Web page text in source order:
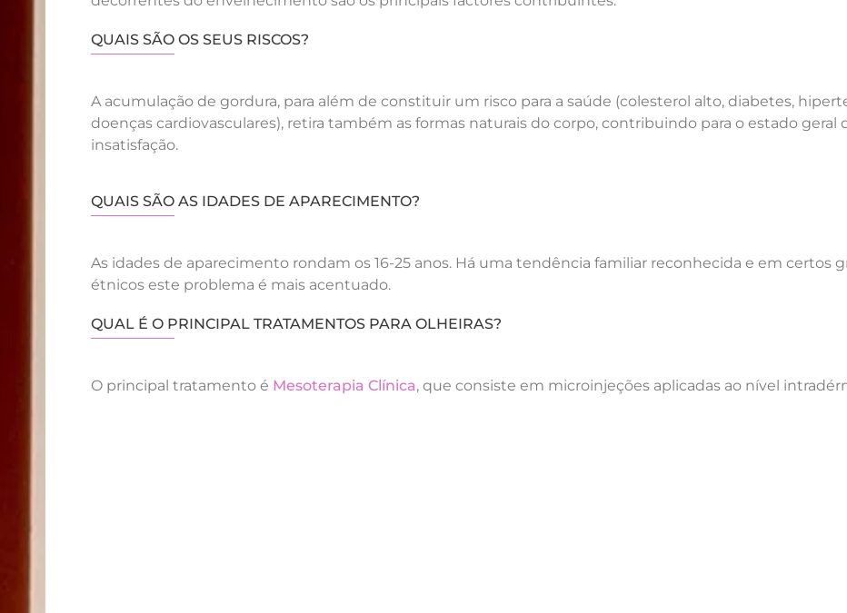
QUAIS SÃO OS SEUS RISCOS?
A acumulação de gordura, para além de constituir um risco para a saúde (colesterol alto, diabetes,
doenças cardiovasculares), retira também as formas naturais do corpo, contribuindo para o estado geral
insatisfação.
QUAIS SÃO AS IDADES DE APARECIMENTO?
As idades de aparecimento rondam os 16-25 anos. Há uma tendência familiar reconhecida e em certos
étnicos este problema é mais acentuado.
QUAL É O PRINCIPAL TRATAMENTOS PARA OLHEIRAS?
O principal tratamento é Mesoterapia Clínica, que consiste em microinjeções aplicadas ao nível